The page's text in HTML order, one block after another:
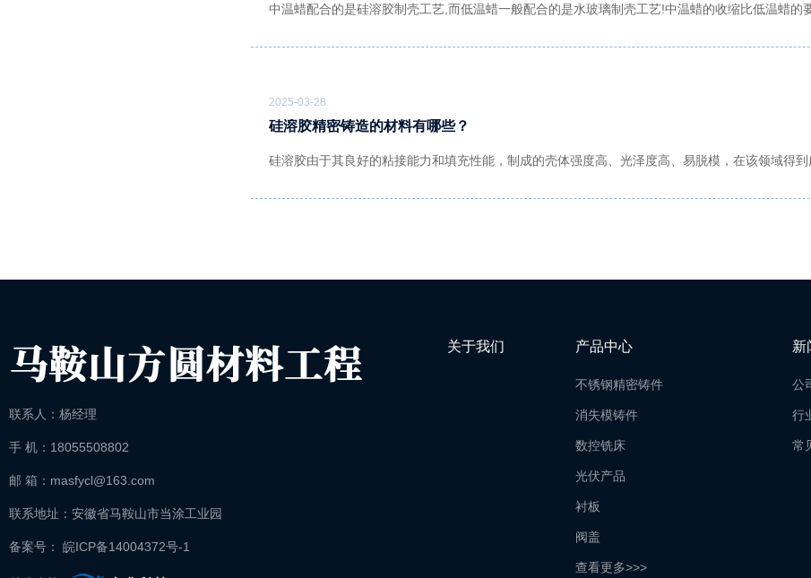
中温蜡配合的是硅溶胶制壳工艺,而低温蜡一般配合的是水玻璃制壳工艺!中温蜡的收缩比低温蜡的
2025-03-28
硅溶胶精密铸造的材料有哪些？
硅溶胶由于其良好的粘接能力和填充性能，制成的壳体强度高、光泽度高、易脱模，在该领域得到
联系人：杨经理
手 机：18055508802
邮 箱：masfycl@163.com
联系地址：安徽省马鞍山市当涂工业园
备案号： 皖ICP备14004372号-1
关于我们 产品中心
不锈钢精密铸件
消失模铸件
数控铣床
光伏产品
衬板
阀盖
查看更多>>>
新
公
行
常